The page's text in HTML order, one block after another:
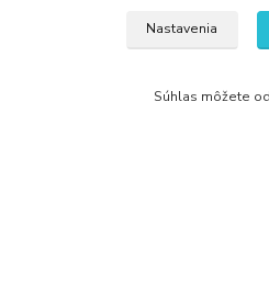
Nastavenia
Súhlas môžete